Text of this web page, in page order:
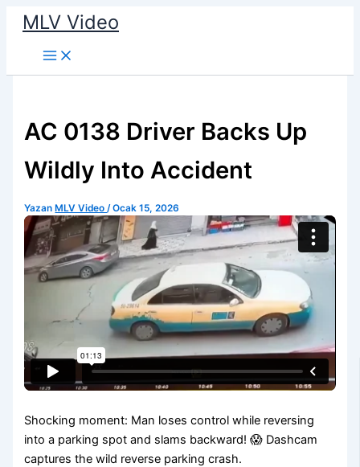
İçeriğe
atla
MLV Video
AC 0138 Driver Backs Up
Wildly Into Accident
Yazan MLV Video/Ocak 15, 2026
Shocking moment: Man loses control while reversing
into a parking spot and slams backward! 😱 Dashcam
captures the wild reverse parking crash.